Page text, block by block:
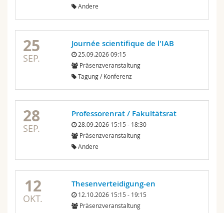
Andere
25
SEP.
Journée scientifique de l'IAB
25.09.2026 09:15
Präsenzveranstaltung
Tagung / Konferenz
28
SEP.
Professorenrat / Fakultätsrat
28.09.2026 15:15 - 18:30
Präsenzveranstaltung
Andere
12
OKT.
Thesenverteidigung-en
12.10.2026 15:15 - 19:15
Präsenzveranstaltung